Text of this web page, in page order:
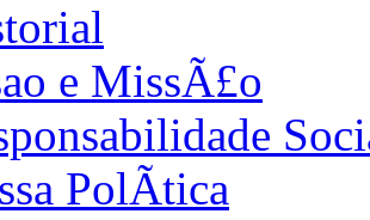
e MissÃ£o
PolÃ­tica